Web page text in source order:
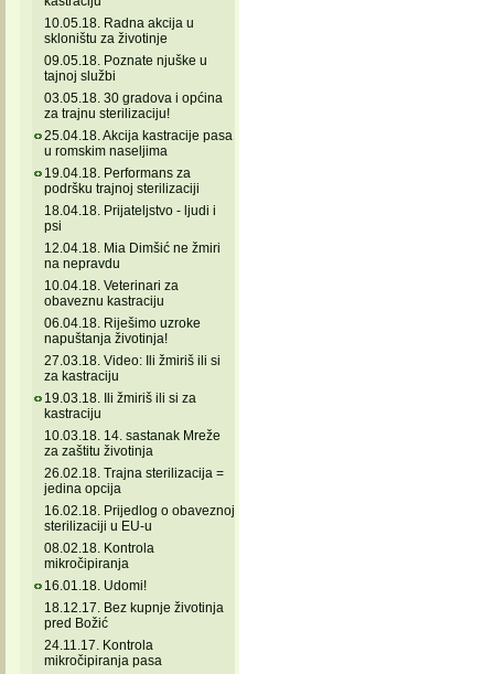
10.05.18. Radna akcija u
skloništu za životinje
09.05.18. Poznate njuške u
tajnoj službi
03.05.18. 30 gradova i općina
za trajnu sterilizaciju!
25.04.18. Akcija kastracije pasa
u romskim naseljima
19.04.18. Performans za
podršku trajnoj sterilizaciji
18.04.18. Prijateljstvo - ljudi i
psi
12.04.18. Mia Dimšić ne žmiri
na nepravdu
10.04.18. Veterinari za
obaveznu kastraciju
06.04.18. Riješimo uzroke
napuštanja životinja!
27.03.18. Video: Ili žmiriš ili si
za kastraciju
19.03.18. Ili žmiriš ili si za
kastraciju
10.03.18. 14. sastanak Mreže
za zaštitu životinja
26.02.18. Trajna sterilizacija =
jedina opcija
16.02.18. Prijedlog o obaveznoj
sterilizaciji u EU-u
08.02.18. Kontrola
mikročipiranja
16.01.18. Udomi!
18.12.17. Bez kupnje životinja
pred Božić
24.11.17. Kontrola
mikročipiranja pasa